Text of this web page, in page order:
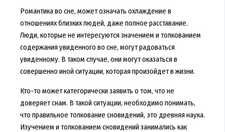
Романтика во сне, может означать охлаждение в
отношениях близких людей, даже полное расставание.
Люди, которые не интересуются значением и толкованием
содержания увиденного во сне, могут радоваться
увиденному. В таком случае, они могут оказаться в
совершенно иной ситуации, которая произойдет в жизни.
Кто-то может категорически заявить о том, что не
доверяет снам. В такой ситуации, необходимо понимать,
что правильное толкование сновидений, это древняя наука.
Изучением и толкованием сновидений занимались как